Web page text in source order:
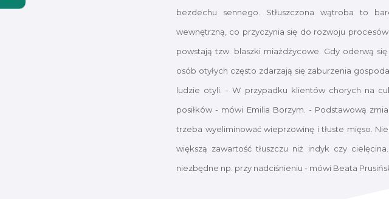
bezdechu sennego. Stłuszczona wątroba to
wewnętrzną, co przyczynia się do rozwoju
powstają tzw. blaszki miażdżycowe. Gdy oderwą
osób otyłych często zdarzają się zaburzenia
ludzie otyli. - W przypadku klientów chorych na
posiłków - mówi Emilia Borzym. - Podstawową
trzeba wyeliminować wieprzowinę i tłuste mięso.
większą zawartość tłuszczu niż indyk czy
niezbędne np. przy nadciśnieniu - mówi Beata